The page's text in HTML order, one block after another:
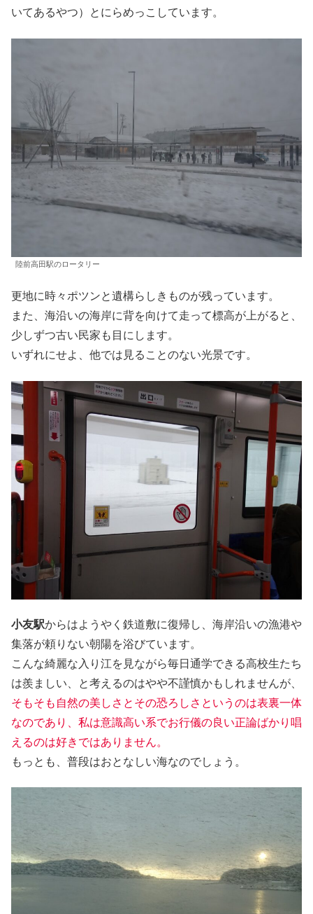
いてあるやつ）とにらめっこしています。
陸前高田駅のロータリー
更地に時々ポツンと遺構らしきものが残っています。
また、海沿いの海岸に背を向けて走って標高が上がると、
少しずつ古い民家も目にします。
いずれにせよ、他では見ることのない光景です。
小友駅からはようやく鉄道敷に復帰し、海岸沿いの漁港や
集落が頼りない朝陽を浴びています。
こんな綺麗な入り江を見ながら毎日通学できる高校生たち
は羨ましい、と考えるのはやや不謹慎かもしれませんが、
そもそも自然の美しさとその恐ろしさというのは表裏一体
なのであり、私は意識高い系でお行儀の良い正論ばかり唱
えるのは好きではありません。
もっとも、普段はおとなしい海なのでしょう。